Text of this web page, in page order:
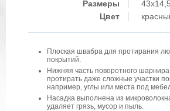
Размеры
Цвет
Плоская швабра для протирания
покрытий.
Нижняя часть поворотного
протирать даже сложные участки
например, углы или места под
Насадка выполнена из
удаляет грязь, мусор и пыль.